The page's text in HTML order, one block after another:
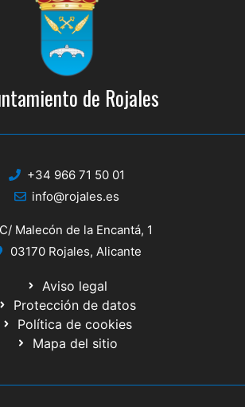
de Rojales
+34 966 71 50 01
info@rojales.es
C/ Malecón de la Encantá, 1
03170 Rojales, Alicante
Aviso legal
Protección de datos
Política de cookies
Mapa del sitio